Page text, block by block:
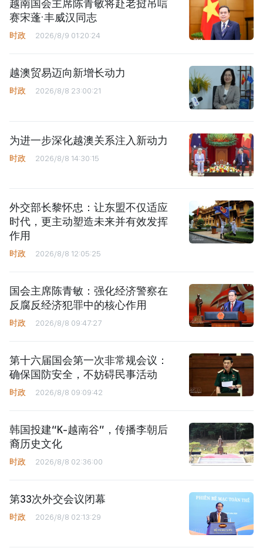
越南国会主席陈青敏将赴老挝吊唁
赛宋蓬·丰威汉同志
时政 2026/8/9 01:20:24
越澳贸易迈向新增长动力
时政 2026/8/8 23:00:21
为进一步深化越澳关系注入新动力
时政 2026/8/8 14:30:15
外交部长黎怀忠：让东盟不仅适应
时代，更主动塑造未来并有效发挥
作用
时政 2026/8/8 12:05:25
国会主席陈青敏：强化经济警察在
反腐反经济犯罪中的核心作用
时政 2026/8/8 09:47:27
第十六届国会第一次非常规会议：
确保国防安全，不妨碍民事活动
时政 2026/8/8 09:09:42
韩国投建“K-越南谷”，传播李朝后
裔历史文化
时政 2026/8/8 02:36:00
第33次外交会议闭幕
时政 2026/8/8 02:13:29